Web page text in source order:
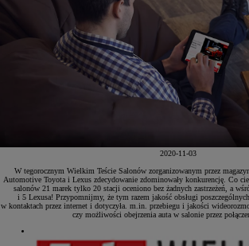
2020-11-03
W tegorocznym Wielkim Teście Salonów zorganizowanym przez
Automotive Toyota i Lexus zdecydowanie zdominowały konkurencję. Co
salonów 21 marek tylko 20 stacji oceniono bez żadnych zastrzeżeń, a
i 5 Lexusa! Przypomnijmy, że tym razem jakość obsługi poszczególnych
w kontaktach przez internet i dotyczyła. m.in. przebiegu i jakości
czy możliwości obejrzenia auta w salonie przez